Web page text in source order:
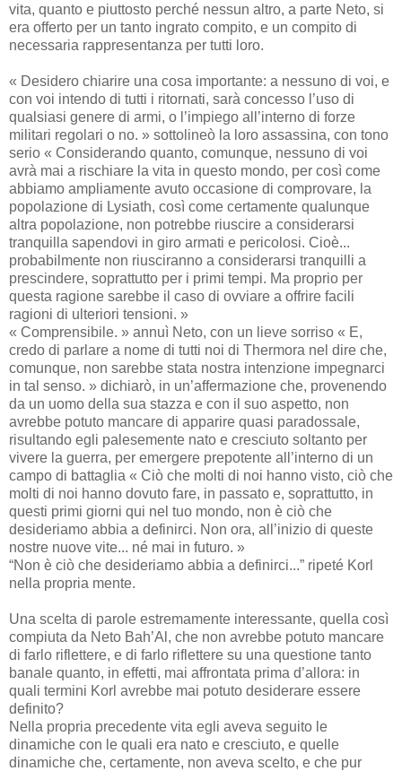
vita, quanto e piuttosto perché nessun altro, a parte Neto, si
era offerto per un tanto ingrato compito, e un compito di
necessaria rappresentanza per tutti loro.
« Desidero chiarire una cosa importante: a nessuno di voi, e
con voi intendo di tutti i ritornati, sarà concesso l’uso di
qualsiasi genere di armi, o l’impiego all’interno di forze
militari regolari o no. » sottolineò la loro assassina, con tono
serio « Considerando quanto, comunque, nessuno di voi
avrà mai a rischiare la vita in questo mondo, per così come
abbiamo ampliamente avuto occasione di comprovare, la
popolazione di Lysiath, così come certamente qualunque
altra popolazione, non potrebbe riuscire a considerarsi
tranquilla sapendovi in giro armati e pericolosi. Cioè...
probabilmente non riusciranno a considerarsi tranquilli a
prescindere, soprattutto per i primi tempi. Ma proprio per
questa ragione sarebbe il caso di ovviare a offrire facili
ragioni di ulteriori tensioni. »
« Comprensibile. » annuì Neto, con un lieve sorriso « E,
credo di parlare a nome di tutti noi di Thermora nel dire che,
comunque, non sarebbe stata nostra intenzione impegnarci
in tal senso. » dichiarò, in un’affermazione che, provenendo
da un uomo della sua stazza e con il suo aspetto, non
avrebbe potuto mancare di apparire quasi paradossale,
risultando egli palesemente nato e cresciuto soltanto per
vivere la guerra, per emergere prepotente all’interno di un
campo di battaglia « Ciò che molti di noi hanno visto, ciò che
molti di noi hanno dovuto fare, in passato e, soprattutto, in
questi primi giorni qui nel tuo mondo, non è ciò che
desideriamo abbia a definirci. Non ora, all’inizio di queste
nostre nuove vite... né mai in futuro. »
“Non è ciò che desideriamo abbia a definirci...” ripeté Korl
nella propria mente.
Una scelta di parole estremamente interessante, quella così
compiuta da Neto Bah’Al, che non avrebbe potuto mancare
di farlo riflettere, e di farlo riflettere su una questione tanto
banale quanto, in effetti, mai affrontata prima d’allora: in
quali termini Korl avrebbe mai potuto desiderare essere
definito?
Nella propria precedente vita egli aveva seguito le
dinamiche con le quali era nato e cresciuto, e quelle
dinamiche che, certamente, non aveva scelto, e che pur